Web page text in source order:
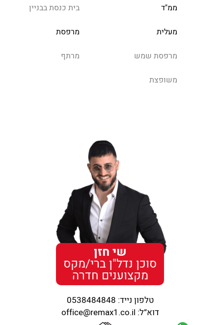
ממ"ד בית כנסת בבניין
מעלית מרפסת
מרפסת שמש מרתף
משופצת
שי חזן
סוכן נדל"ן ברי/מקס
מקצוענים חדרה
טלפון נייד: 0538484848
דוא”ל: office@remax1.co.il